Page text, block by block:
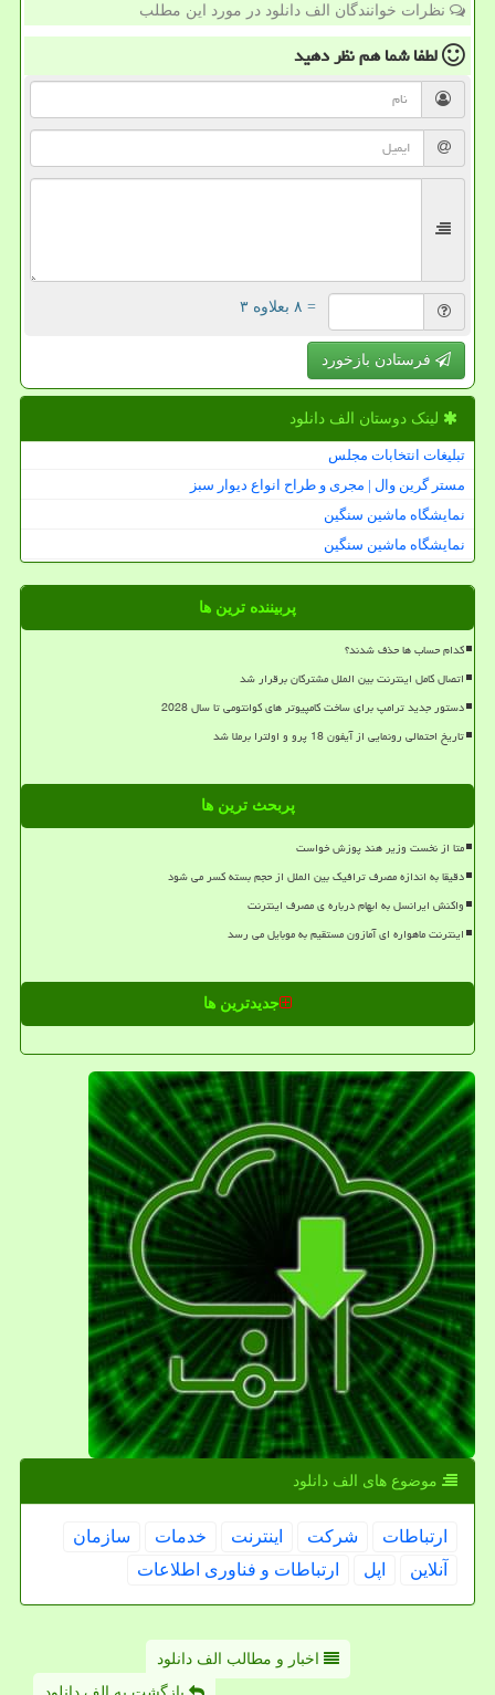
نظرات خوانندگان الف دانلود در مورد این مطلب
لطفا شما همنظر دهید
= ۸ بعلاوه ۳
فرستادن بازخورد
لینک دوستان الف دانلود
تبلیغات انتخابات مجلس
مستر گرین وال | مجری و طراح انواع دیوار سبز
نمایشگاه ماشین سنگین
نمایشگاه ماشین سنگین
پربیننده ترین ها
کدام حساب ها حذف شدند؟
اتصال کامل اینترنت بین الملل مشترکان برقرار شد
دستور جدید ترامپ برای ساخت کامپیوتر های کوانتومی تا سال 2028
تاریخ احتمالی رونمایی از آیفون 18 پرو و اولترا برملا شد
پربحث ترین ها
متا از نخست وزیر هند پوزش خواست
دقیقا به اندازه مصرف ترافیک بین الملل از حجم بسته کسر می شود
واکنش ایرانسل به ابهام درباره ی مصرف اینترنت
اینترنت ماهواره ای آمازون مستقیم به موبایل می رسد
جدیدترین ها
موضوع های الف دانلود
ارتباطات شركت اینترنت خدمات
سازمان
آنلاین
اپل ارتباطات و فناوری اطلاعات
اخبار و مطالب الف دانلود